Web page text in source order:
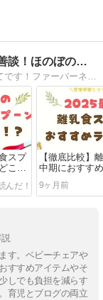
初マタ・初ママ 子育てトラブル改善談！ほのぼのＫａｒｉｎ
管理栄養士（育休中）みほまるの0歳児子育てです！ファーバーネントレ・おくるみ拒否・たそがれ泣きなどの赤ちゃんトラブルについて改善談を紹介しています！後悔したくない！効率のよいラク子育てがモットー★
スプ
こに
代用
【徹底比較】
中期におすす
管理栄養士マ
い選び方を教
9ヶ月前
す。ベビーチェアや
すすめアイテムやそ
しでも負担を減らす
育児とブログの両立